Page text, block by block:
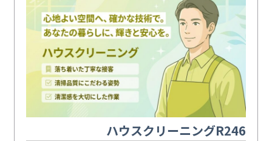
ハウスクリーニングR246